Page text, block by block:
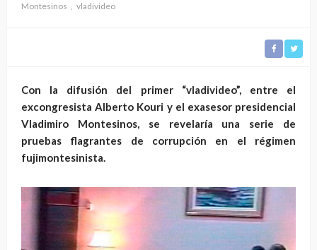
Montesinos
vladivideo
Con la difusión del primer “vladivideo”, entre el
excongresista Alberto Kouri y el exasesor presidencial
Vladimiro Montesinos, se revelaría una serie de
pruebas flagrantes de corrupción en el régimen
fujimontesinista.